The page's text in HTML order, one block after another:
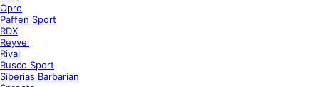
Opro
Paffen Sport
RDX
Reyvel
Rival
Rusco Sport
Siberias Barbarian